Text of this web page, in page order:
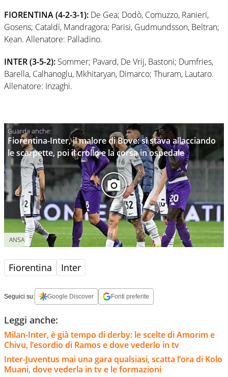
FIORENTINA (4-2-3-1): De Gea; Dodò, Comuzzo, Ranieri,
Gosens; Cataldi, Mandragora; Parisi, Gudmundsson, Beltran;
Kean. Allenatore: Palladino.
INTER (3-5-2): Sommer; Pavard, De Vrij, Bastoni; Dumfries,
Barella, Calhanoglu, Mkhitaryan, Dimarco; Thuram, Lautaro.
Allenatore: Inzaghi.
Fiorentina-Inter, il malore di Bove: si stava allacciando
le scarpette, poi il crollo e la corsa in ospedale
ANSA
Fiorentina Inter
Seguici su: Google Discover Fonti preferite
Leggi anche:
Milan-Inter, è già tempo di derby: le scelte di Amorim e
Chivu, l’esordio di Ramos e dove vederlo in tv
Inter-Juventus mai una gara qualsiasi, scatta l’ora di Kolo
Muani, dove vederla in tv e le formazioni